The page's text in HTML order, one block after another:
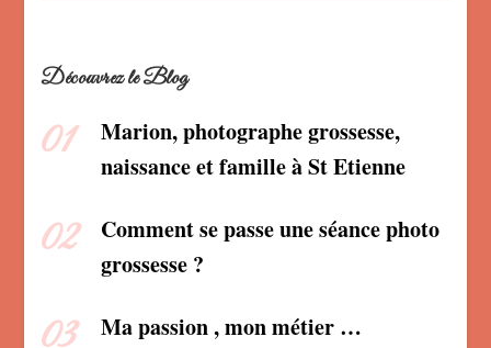
Découvrez le Blog
Marion, photographe grossesse,
naissance et famille à St Etienne
Comment se passe une séance photo
grossesse ?
Ma passion , mon métier …